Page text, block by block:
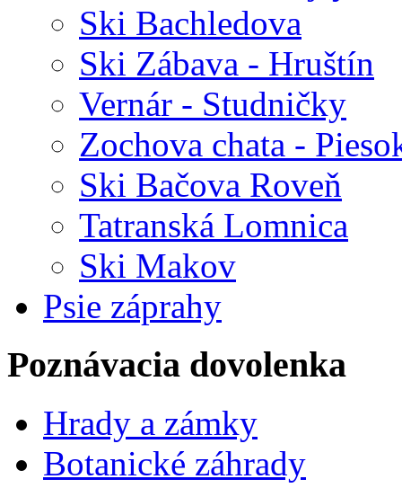
Ski Bachledova
Ski Zábava - Hruštín
Vernár - Studničky
Zochova chata -
Ski Bačova Roveň
Tatranská Lomnica
Ski Makov
Psie záprahy
Poznávacia dovolenka
Hrady a zámky
Botanické záhrady